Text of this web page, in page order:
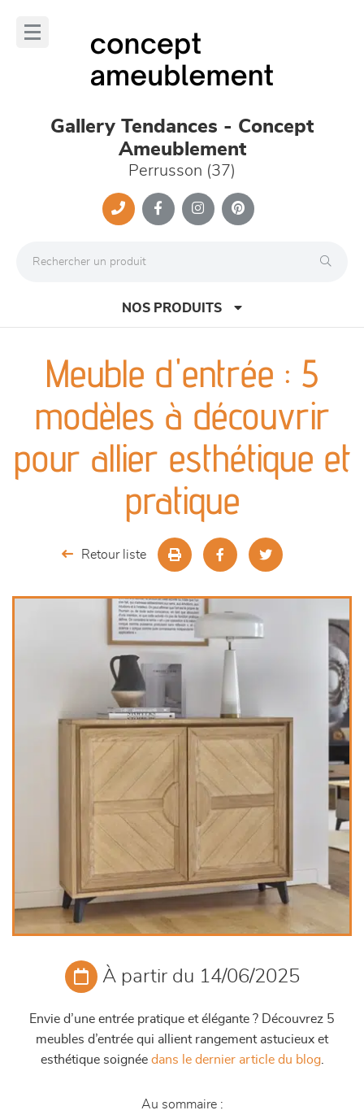
Gallery Tendances - Concept
Ameublement
Perrusson (37)
NOS PRODUITS
canapés et fauteuils
séjours
chambres et dressing
Meuble d'entrée : 5
modèles à découvrir
pour allier esthétique et
pratique
Retour liste
À partir du 14/06/2025
Envie d’une entrée pratique et élégante ? Découvrez 5
meubles d’entrée qui allient rangement astucieux et
esthétique soignée dans le dernier article du blog.
Au sommaire :